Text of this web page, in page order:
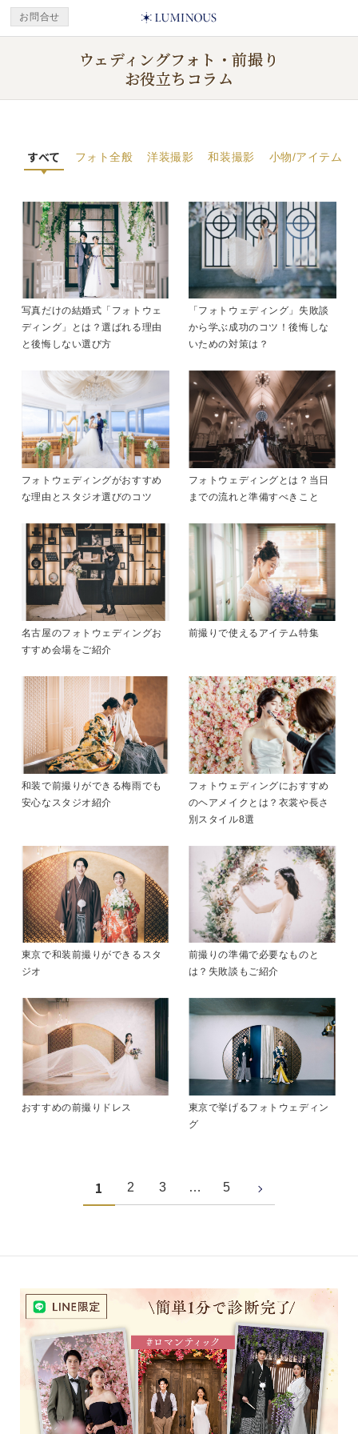
お問合せ
ウェディングフォト・前撮り
お役立ちコラム
すべて フォト全般 洋装撮影 和装撮影 小物/アイテム
写真だけの結婚式「フォトウェ
ディング」とは？選ばれる理由
と後悔しない選び方
「フォトウェディング」失敗談
から学ぶ成功のコツ！後悔しな
いための対策は？
フォトウェディングがおすすめ
な理由とスタジオ選びのコツ
フォトウェディングとは？当日
までの流れと準備すべきこと
名古屋のフォトウェディングお
すすめ会場をご紹介
前撮りで使えるアイテム特集
和装で前撮りができる梅雨でも
安心なスタジオ紹介
フォトウェディングにおすすめ
のヘアメイクとは？衣裳や長さ
別スタイル8選
東京で和装前撮りができるスタ
ジオ
前撮りの準備で必要なものと
は？失敗談もご紹介
おすすめの前撮りドレス
東京で挙げるフォトウェディン
グ
1 2 3 … 5 >